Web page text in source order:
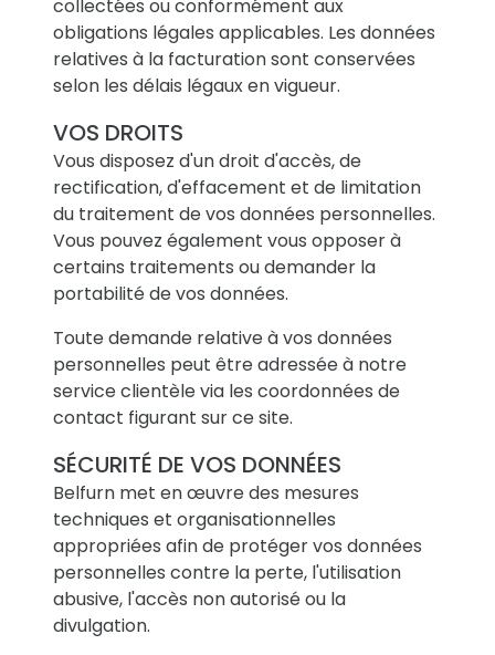
collectées ou conformément aux
obligations légales applicables. Les données
relatives à la facturation sont conservées
selon les délais légaux en vigueur.
VOS DROITS
Vous disposez d'un droit d'accès, de
rectification, d'effacement et de limitation
du traitement de vos données personnelles.
Vous pouvez également vous opposer à
certains traitements ou demander la
portabilité de vos données.
Toute demande relative à vos données
personnelles peut être adressée à notre
service clientèle via les coordonnées de
contact figurant sur ce site.
SÉCURITÉ DE VOS DONNÉES
Belfurn met en œuvre des mesures
techniques et organisationnelles
appropriées afin de protéger vos données
personnelles contre la perte, l'utilisation
abusive, l'accès non autorisé ou la
divulgation.